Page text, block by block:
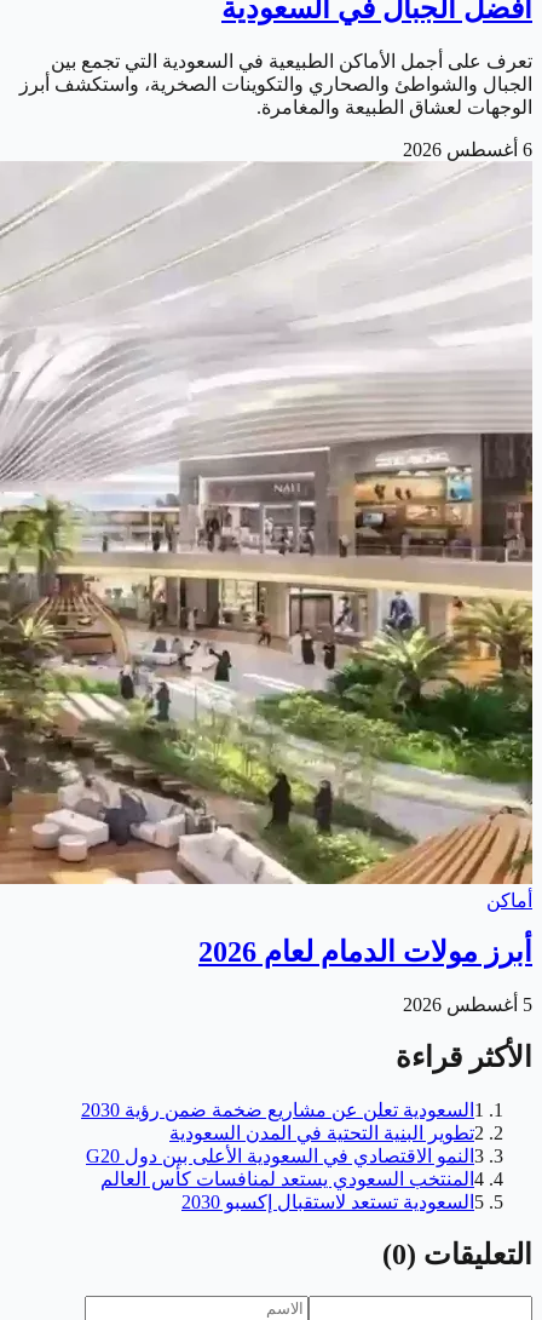
أفضل الجبال في السعودية
تعرف على أجمل الأماكن الطبيعية في السعودية التي تجمع بين
الجبال والشواطئ والصحاري والتكوينات الصخرية، واستكشف أبرز
الوجهات لعشاق الطبيعة والمغامرة.
6 أغسطس 2026
أماكن
أبرز مولات الدمام لعام 2026
5 أغسطس 2026
الأكثر قراءة
1 السعودية تعلن عن مشاريع ضخمة ضمن رؤية 2030
2تطوير البنية التحتية في المدن السعودية
3 النمو الاقتصادي في السعودية الأعلى بين دول G20
4 المنتخب السعودي يستعد لمنافسات كأس العالم
5 السعودية تستعد لاستقبال إكسبو 2030
التعليقات (
0
)